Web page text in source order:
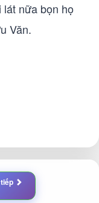
lát nữa bọn họ
Văn.
tiếp